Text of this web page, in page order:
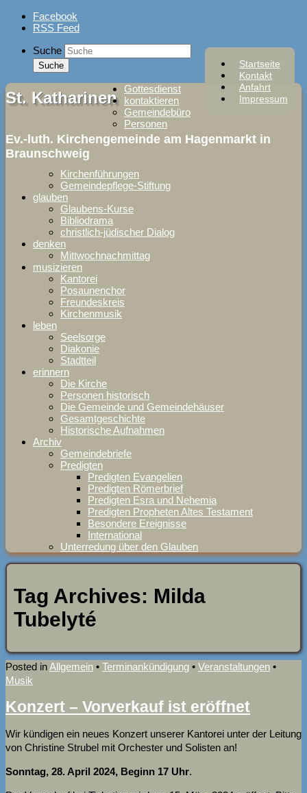
Skip
Facebook
RSS Feed
Startseite
Kontakt
Anfahrt
Impressum
Suche
St. Katharinen
Ev.-luth. Kirchengemeinde am Hagenmarkt in
Braunschweig
Gottesdienst
kontaktieren
Gemeindebüro
Personen
Kirchenführungen
Gemeindepflege-Stiftung
glauben
Glaubens-Kurse
Bibliodrama
christlich-jüdischer Dialog
denken
Mittwochnachmittag
musizieren
Kantorei
Posaunenchor
Freundeskreis
Kirchenmusik
leben
Seelsorge
Diakonie
Stadtteil
erinnern
Die Kirche
Personen historisch
Die Gemeinde und Gemeindehäuser
Gesamtgeschichte
Historische Aufnahmen
Archiv
Gemeindebriefe
Predigten
Predigten Evangelien
Predigten Römerbrief
Predigten Esra und Nehemia
Predigten Propheten Altes Testament
Besondere Ereignisse
International
Unterredung über den Glauben
Tag Archives: Milda
Tubelyté
Posted inAllgemein • Terminankündigung • Veranstaltungen •
Musik
Konzert – Vorverkauf ist eröffnet
Wir kündigen ein neues Konzert unserer Kantorei unter der Leitung
von Christine Strubel mit Orchester und Solisten an!
Sonntag, 28. April 2024, Beginn 17 Uhr.